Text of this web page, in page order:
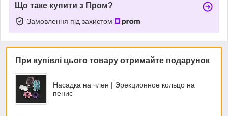
Що таке купити з Пром?
Замовлення під захистом
При купівлі цього товару отримайте подарунок
Насадка на член | Эрекционное кольцо на
пенис